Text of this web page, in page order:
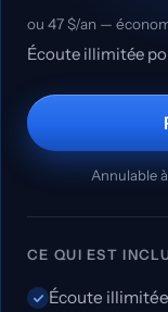
ou 47 $/an —
Écoute illimitée
Annulable
CE QUI EST
Écoute illimitée